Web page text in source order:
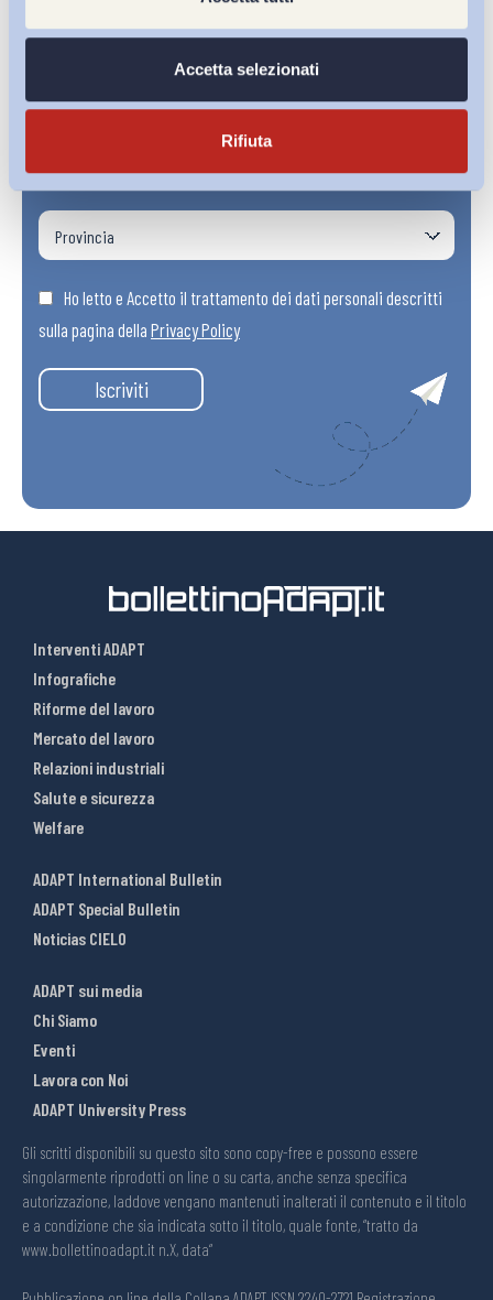
Accetta selezionati
Rifiuta
Ho letto e Accetto il trattamento dei dati personali descritti
sulla pagina della Privacy Policy
Iscriviti
Interventi ADAPT
Infografiche
Riforme del lavoro
Mercato del lavoro
Relazioni industriali
Salute e sicurezza
Welfare
ADAPT International Bulletin
ADAPT Special Bulletin
Noticias CIELO
ADAPT sui media
Chi Siamo
Eventi
Lavora con Noi
ADAPT University Press
Gli scritti disponibili su questo sito sono copy-free e possono essere
singolarmente riprodotti on line o su carta, anche senza specifica
autorizzazione, laddove vengano mantenuti inalterati il contenuto e il titolo
e a condizione che sia indicata sotto il titolo, quale fonte, “tratto da
www.bollettinoadapt.it n.X, data“